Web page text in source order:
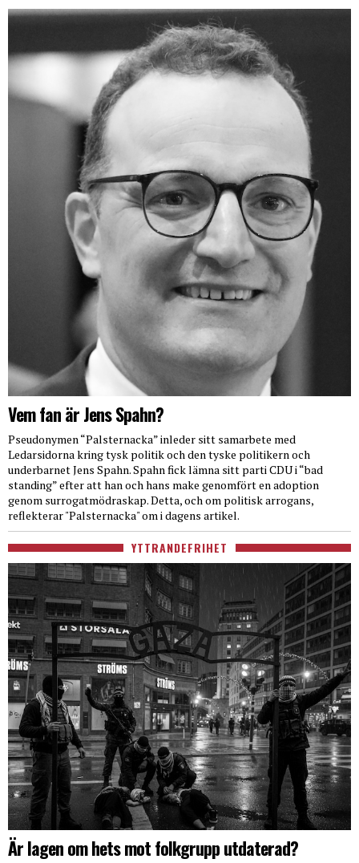
Vem fan är Jens Spahn?
Pseudonymen “Palsternacka” inleder sitt samarbete med
Ledarsidorna kring tysk politik och den tyske politikern och
underbarnet Jens Spahn. Spahn fick lämna sitt parti CDU i “bad
standing” efter att han och hans make genomfört en adoption
genom surrogatmödraskap. Detta, och om politisk arrogans,
reflekterar "Palsternacka" om i dagens artikel.
YTTRANDEFRIHET
Är lagen om hets mot folkgrupp utdaterad?